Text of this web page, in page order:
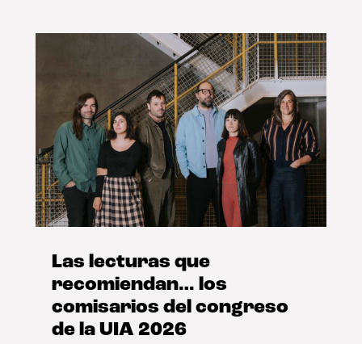
Las lecturas que
recomiendan… los
comisarios del congreso
de la UIA 2026